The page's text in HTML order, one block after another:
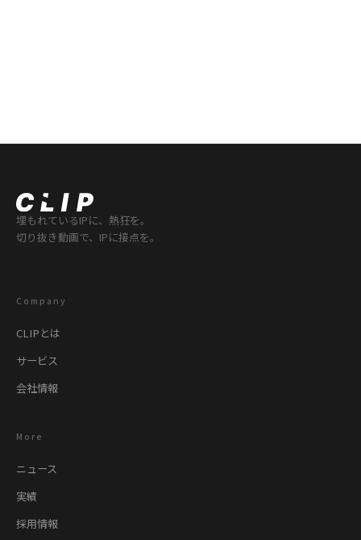
埋もれているIPに、熱狂を。
切り抜き動画で、IPに接点を。
Company
CLIPとは
サービス
会社情報
More
ニュース
実績
採用情報